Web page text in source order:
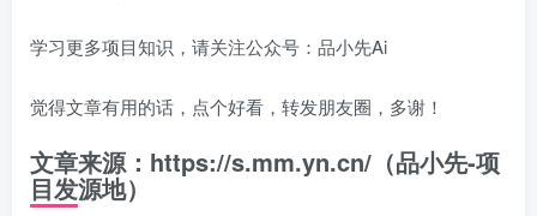
学习更多项目知识，请关注公众号：品小先Ai
觉得文章有用的话，点个好看，转发朋友圈，多谢！
文章来源：https://s.mm.yn.cn/（品小先-项
目发源地）